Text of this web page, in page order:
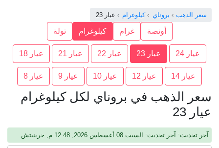
سعر الذهب بروناي كيلوغرام عيار 23
أونصة غرام كيلوغرام تولة
عيار 24 عيار 23 عيار 22 عيار 21 عيار 18
عيار 14 عيار 12 عيار 10 عيار 9 عيار 8
سعر الذهب في بروناي لكل كيلوغرام
عيار 23
آخر تحديث: آخر تحديث: السبت 08 أغسطس 2026, 12:48 م, جرينيتش